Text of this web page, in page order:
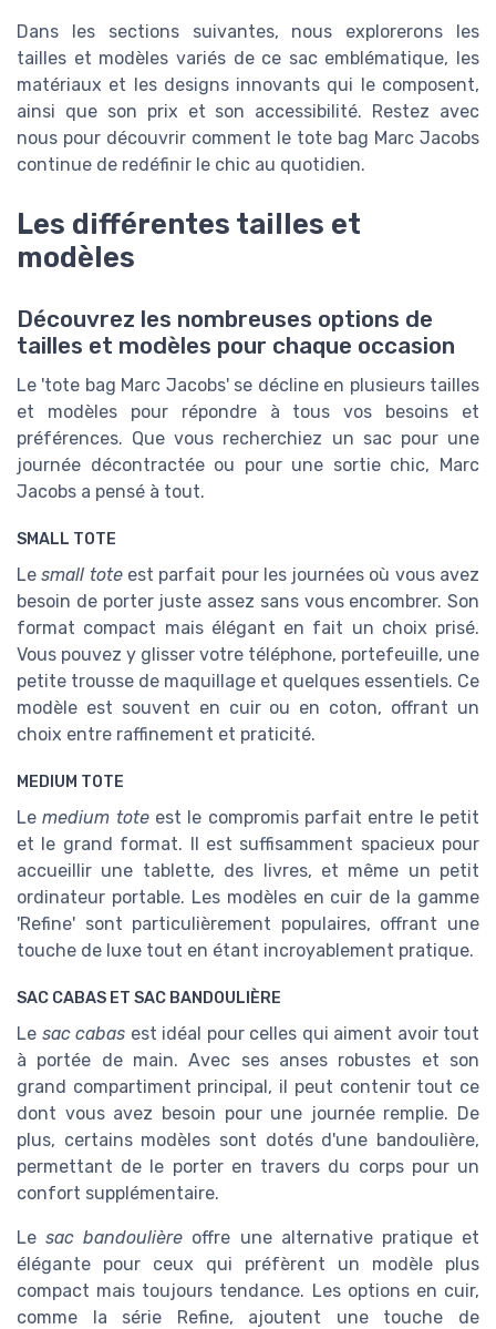
Dans les sections suivantes, nous explorerons les
tailles et modèles variés de ce sac emblématique, les
matériaux et les designs innovants qui le composent,
ainsi que son prix et son accessibilité. Restez avec
nous pour découvrir comment le tote bag Marc Jacobs
continue de redéfinir le chic au quotidien.
Les différentes tailles et
modèles
Découvrez les nombreuses options de
tailles et modèles pour chaque occasion
Le 'tote bag Marc Jacobs' se décline en plusieurs tailles
et modèles pour répondre à tous vos besoins et
préférences. Que vous recherchiez un sac pour une
journée décontractée ou pour une sortie chic, Marc
Jacobs a pensé à tout.
SMALL TOTE
Lesmall toteest parfait pour les journées où vous avez
besoin de porter juste assez sans vous encombrer. Son
format compact mais élégant en fait un choix prisé.
Vous pouvez y glisser votre téléphone, portefeuille, une
petite trousse de maquillage et quelques essentiels. Ce
modèle est souvent en cuir ou en coton, offrant un
choix entre raffinement et praticité.
MEDIUM TOTE
Lemedium toteest le compromis parfait entre le petit
et le grand format. Il est suffisamment spacieux pour
accueillir une tablette, des livres, et même un petit
ordinateur portable. Les modèles en cuir de la gamme
'Refine' sont particulièrement populaires, offrant une
touche de luxe tout en étant incroyablement pratique.
SAC CABAS ET SAC BANDOULIÈRE
Le sac cabas est idéal pour celles qui aiment avoir tout
à portée de main. Avec ses anses robustes et son
grand compartiment principal, il peut contenir tout ce
dont vous avez besoin pour une journée remplie. De
plus, certains modèles sont dotés d'une bandoulière,
permettant de le porter en travers du corps pour un
confort supplémentaire.
Lesac bandoulière offre une alternative pratique et
élégante pour ceux qui préfèrent un modèle plus
compact mais toujours tendance. Les options en cuir,
comme la série Refine, ajoutent une touche de